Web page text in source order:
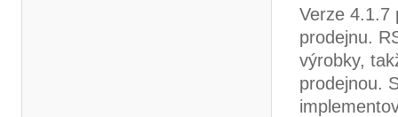
Verze 4.1.7
prodejnu.
výrobky,
prodejnou.